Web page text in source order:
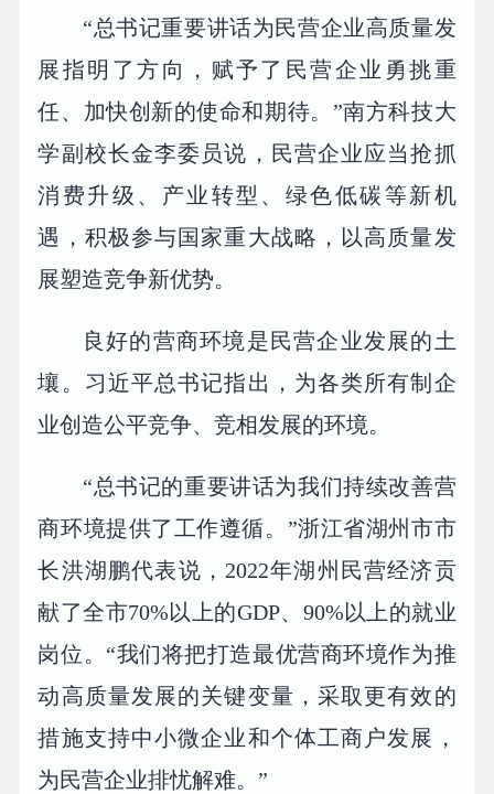
“总书记重要讲话为民营企业高质量发
展指明了方向，赋予了民营企业勇挑重
任、加快创新的使命和期待。”南方科技大
学副校长金李委员说，民营企业应当抢抓
消费升级、产业转型、绿色低碳等新机
遇，积极参与国家重大战略，以高质量发
展塑造竞争新优势。
良好的营商环境是民营企业发展的土
壤。习近平总书记指出，为各类所有制企
业创造公平竞争、竞相发展的环境。
“总书记的重要讲话为我们持续改善营
商环境提供了工作遵循。”浙江省湖州市市
长洪湖鹏代表说，2022年湖州民营经济贡
献了全市70%以上的GDP、90%以上的就业
岗位。“我们将把打造最优营商环境作为推
动高质量发展的关键变量，采取更有效的
措施支持中小微企业和个体工商户发展，
为民营企业排忧解难。”